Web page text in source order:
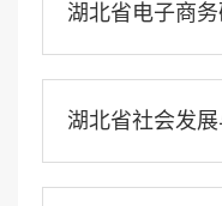
湖北省电子商
湖北省社会发